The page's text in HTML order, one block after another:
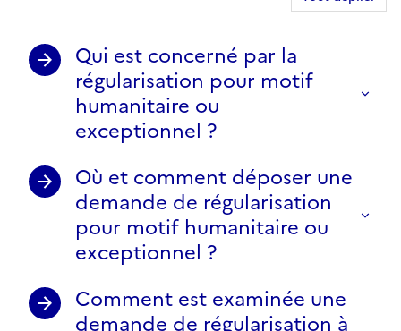
Qui est concerné par la
régularisation pour motif
humanitaire ou
exceptionnel ?
Où et comment déposer une
demande de régularisation
pour motif humanitaire ou
exceptionnel ?
Comment est examinée une
demande de régularisation à